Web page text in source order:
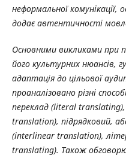
неформальноїкомунікації,
додаєавтентичності
Основними викликами при
його культурних нюансів,
адаптація до цільової
проаналізовано різні
переклад (literal
translation), підрядковий,
(interlinear translation),
translating). Також